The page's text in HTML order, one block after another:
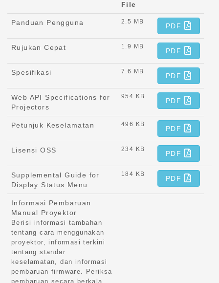
File
Panduan Pengguna 2.5 MB
PDF
Rujukan Cepat 1.9 MB
PDF
Spesifikasi 7.6 MB
PDF
Web API Specifications for
Projectors
954 KB
PDF
Petunjuk Keselamatan 496 KB
PDF
Lisensi OSS 234 KB
PDF
Supplemental Guide for
Display Status Menu
184 KB
PDF
Informasi Pembaruan
Manual Proyektor
Berisi informasi tambahan
tentang cara menggunakan
proyektor, informasi terkini
tentang standar
keselamatan, dan informasi
pembaruan firmware. Periksa
pembaruan secara berkala.